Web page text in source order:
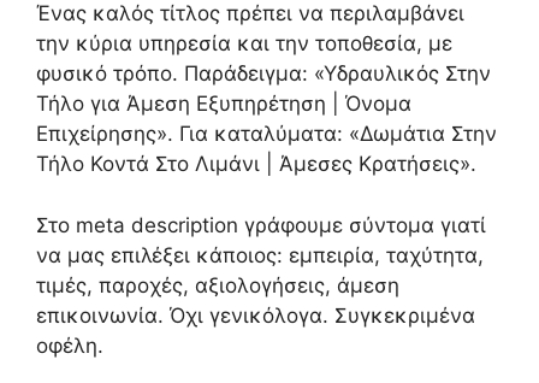
Ένας καλός τίτλος πρέπει να περιλαμβάνει
την κύρια υπηρεσία και την τοποθεσία, με
φυσικό τρόπο. Παράδειγμα: «Υδραυλικός Στην
Τήλο για Άμεση Εξυπηρέτηση | Όνομα
Επιχείρησης». Για καταλύματα: «Δωμάτια Στην
Τήλο Κοντά Στο Λιμάνι | Άμεσες Κρατήσεις».
Στο meta description γράφουμε σύντομα γιατί
να μας επιλέξει κάποιος: εμπειρία, ταχύτητα,
τιμές, παροχές, αξιολογήσεις, άμεση
επικοινωνία. Όχι γενικόλογα. Συγκεκριμένα
οφέλη.